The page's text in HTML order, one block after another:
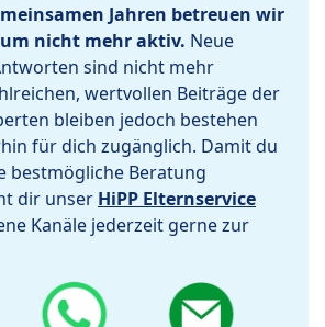
Jahren betreuen wir
nicht mehr aktiv. Neue
sind nicht mehr
wertvollen Beiträge der
bleiben jedoch bestehen
für dich zugänglich. Damit du
bestmögliche Beratung
dir unser HiPP Elternservice
Kanäle jederzeit gerne zur